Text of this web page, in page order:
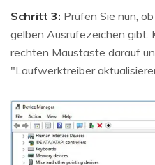
Schritt 3: Prüfen Sie nun,
gelben Ausrufezeichen gibt.
rechten Maustaste darauf
"Laufwerktreiber